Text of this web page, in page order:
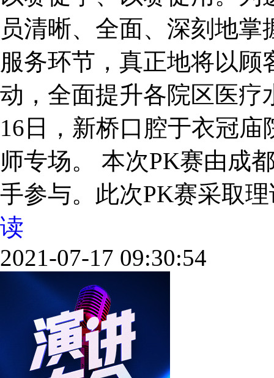
员清晰、全面、深刻地
服务环节，真正地将以
动，全面提升各院区医疗
16日，新桥口腔于衣冠
师专场。 本次PK赛由成
手参与。此次PK赛采取
读
2021-07-17 09:30:54